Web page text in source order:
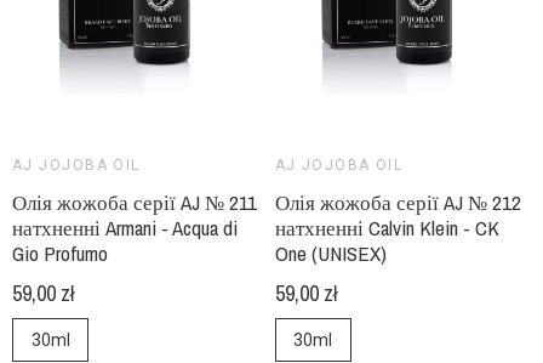
AJ JOJOBA OIL
Олія жожоба серії AJ № 211
натхненні Armani - Acqua di
Gio Profumo
59,00 zł
30ml
AJ JOJOBA OIL
Олія жожоба серії AJ № 212
натхненні Calvin Klein - CK
One (UNISEX)
59,00 zł
30ml